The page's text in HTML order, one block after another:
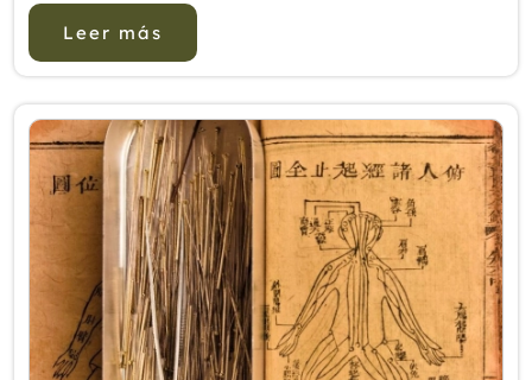
mejorar la recuperaci&...
Leer más